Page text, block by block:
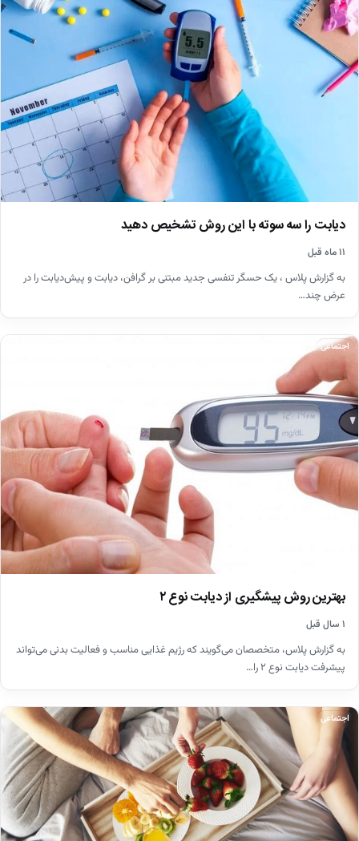
دیابت را سه سوته با این روش تشخیص دهید
۱۱ ماه قبل
به گزارش پلاس ، یک حسگر تنفسی جدید مبتنی بر گرافن، دیابت و پیش‌دیابت را در
عرض چند…
اجتماعی
بهترین روش پیشگیری از دیابت نوع ۲
۱ سال قبل
به گزارش پلاس، متخصصان می‌گویند که رژیم غذایی مناسب و فعالیت بدنی می‌تواند
پیشرفت دیابت نوع ۲ را…
اجتماعی